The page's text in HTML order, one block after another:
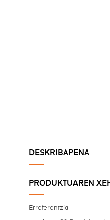
DESKRIBAPENA
PRODUKTUAREN
Erreferentzia